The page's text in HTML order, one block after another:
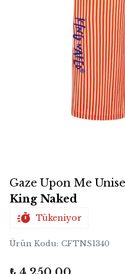
Gaze Upon Me
King Naked
Tükeniyor
Ürün Kodu: CFTNS1340